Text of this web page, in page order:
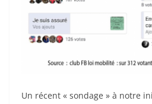
Un récent « sondage » à notre